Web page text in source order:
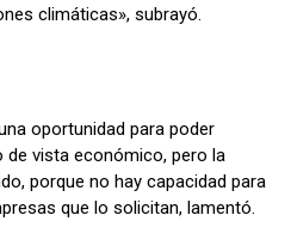
climáticas», subrayó.
oportunidad para poder
de vista económico, pero la
porque no hay capacidad para
que lo solicitan, lamentó.